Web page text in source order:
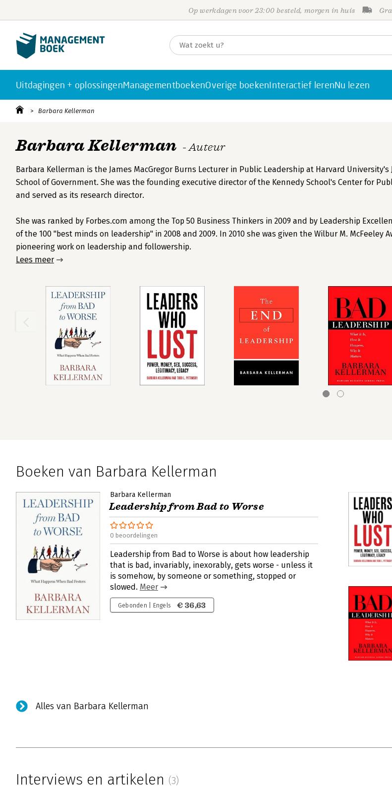
Op werkdagen voor 23:00 besteld, morgen in huis
Uitdagingen + oplossingenManagementboekenOverige boekenInteractief lerenNu lezen
Barbara Kellerman
Barbara Kellerman - Auteur
Barbara Kellerman is the James MacGregor Burns Lecturer in Public Leadership at Harvard University's
School of Government. She was the founding executive director of the Kennedy School's Center for
and served as its research director.
She was ranked by Forbes.com among the Top 50 Business Thinkers in 2009 and by Leadership
of the 100 "best minds on leadership" in 2008 and 2009. In 2010 she was given the Wilbur M. McFeeley
pioneering work on leadership and followership.
Lees meer
Boeken van Barbara Kellerman
Barbara Kellerman
Leadership from Bad to Worse
0 beoordelingen
Leadership from Bad to Worse is about how leadership
that is bad, invariably, inexorably, gets worse - unless it
is somehow, by someone or something, stopped or
slowed. Meer
Gebonden | Engels € 36,63
Alles van Barbara Kellerman
Interviews en artikelen (3)